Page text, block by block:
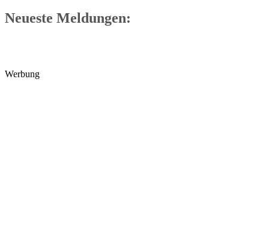
Neueste Meldungen:
Werbung